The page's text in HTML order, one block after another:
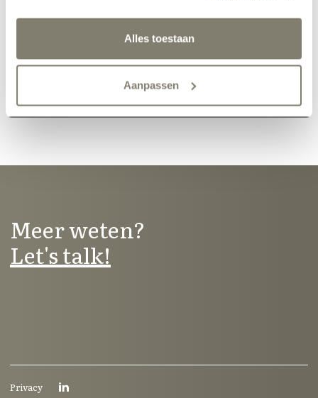
Alles toestaan
Aanpassen
Alle projecten
Meer weten?
Let's talk!
Privacy